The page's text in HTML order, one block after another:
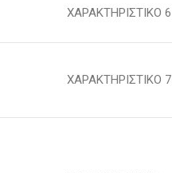
ΧΑΡΑΚΤΗΡΙΣΤΙΚΟ 6
ΧΑΡΑΚΤΗΡΙΣΤΙΚΟ 7